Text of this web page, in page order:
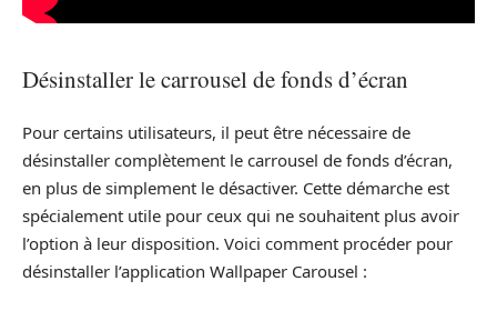
Désinstaller le carrousel de fonds d’écran
Pour certains utilisateurs, il peut être nécessaire de
désinstaller complètement le carrousel de fonds d’écran,
en plus de simplement le désactiver. Cette démarche est
spécialement utile pour ceux qui ne souhaitent plus avoir
l’option à leur disposition. Voici comment procéder pour
désinstaller l’application Wallpaper Carousel :